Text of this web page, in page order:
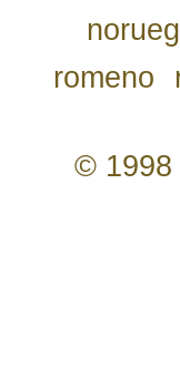
romeno
© 1998